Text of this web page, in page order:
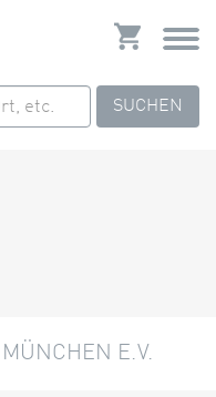
SUCHEN
E.V.